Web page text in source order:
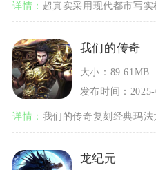
详情： 超真实采用现代都市写实模拟题材，以普通人
我们的传奇
大小：89.61MB
发布时间：
详情： 我们的传奇复刻经典玛法大陆世界观，完整保
龙纪元